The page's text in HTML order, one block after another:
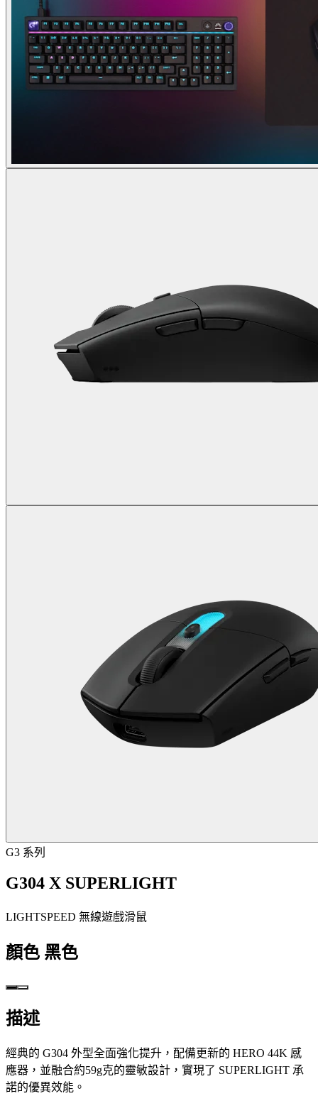
G3 系列
G304 X SUPERLIGHT
LIGHTSPEED 無線遊戲滑鼠
顏色 黑色
描述
經典的 G304 外型全面強化提升，配備更新的 HERO 44K 感
應器，並融合約59g克的靈敏設計，實現了 SUPERLIGHT 承
諾的優異效能。